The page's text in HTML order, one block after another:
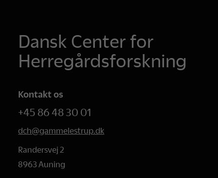
Dansk Center for
Herregårdsforskning
Kontakt os
+45 86 48 30 01
dch@gammelestrup.dk
Randersvej 2
8963 Auning